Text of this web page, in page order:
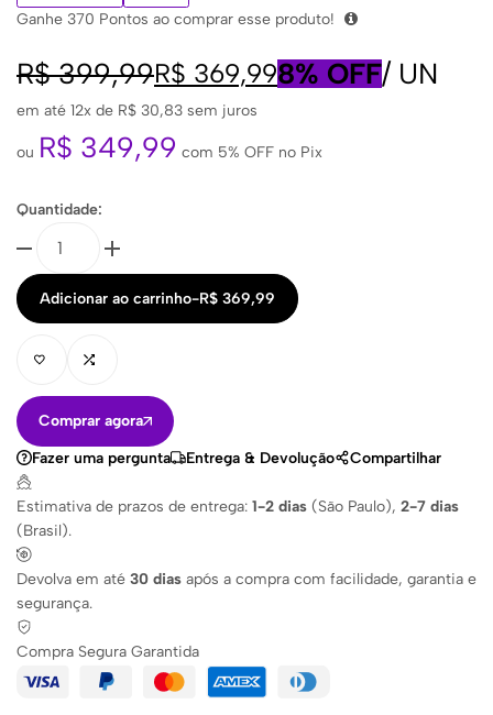
Ganhe 370 Pontos ao comprar esse produto!
R$399,99R$ 369,998% OFF/ UN
em até 12x de R$ 30,83 sem juros
ou R$ 349,99 com 5% OFF no Pix
Quantidade:
Adicionar ao carrinho-R$ 369,99
Comprar agora
Fazer uma pergunta
Entrega & Devolução Compartilhar
Estimativa de prazos de entrega: 1-2 dias (São Paulo), 2-7 dias
(Brasil).
Devolva em até 30 dias após a compra com facilidade, garantia e
segurança.
Compra Segura Garantida